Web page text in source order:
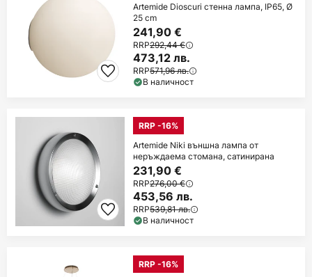
Artemide Dioscuri стенна лампа, IP65, Ø
25 cm
241,90 €
RRP292,44 €
473,12 лв.
RRP571,96 лв.
В наличност
RRP -16%
Artemide Niki външна лампа от
неръждаема стомана, сатинирана
231,90 €
RRP276,00 €
453,56 лв.
RRP539,81 лв.
В наличност
RRP -16%